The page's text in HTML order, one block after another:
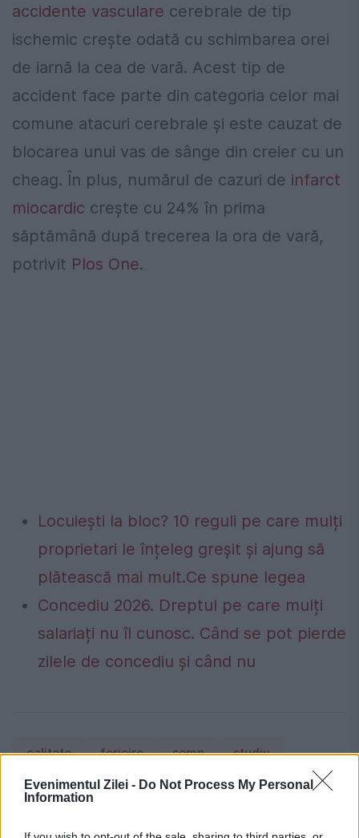
Evenimentul Zilei - Do Not Process My Personal
Information
accidente vasculare cerebrale de tip
ischemic crește odată cu schimbarea orei
de iarnă la cea de vară. Acest tip de
accident face parte din categoria celor mai
comune atacuri cerebrale și este cauzat de
blocarea unui vas de sânge din creier cu un
cheag. În plus, numărul de cazuri de infarct
miocardic crește cu 24% în prima
săptămână după trecerea la ora de vară,
potrivit Plos One.
Locuiești la bloc? 10 reguli pe care mulți
proprietari le înțeleg greșit și ajung să
plătească mai mult.Ce spune legea
Concediu 2026. Dreptul pe care mulți
salariați nu îl cunosc. Când se pot pierde
zilele de concediu și când nu
calitate fericire somn studiu